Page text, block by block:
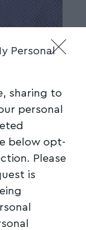
Personal
sharing to
personal
below opt-
Please
is